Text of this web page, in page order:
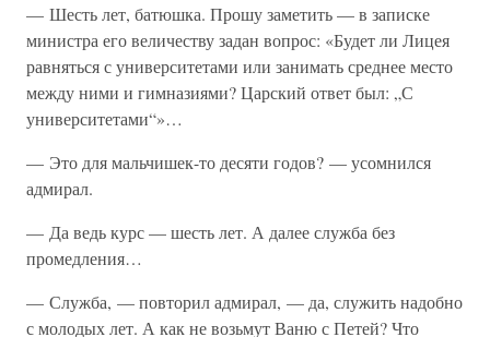
— Шесть лет, батюшка. Прошу заметить — в записке
министра его величеству задан вопрос: «Будет ли Лицея
равняться с университетами или занимать среднее место
между ними и гимназиями? Царский ответ был: „С
университетами“»…
— Это для мальчишек-то десяти годов? — усомнился
адмирал.
— Да ведь курс — шесть лет. А далее служба без
промедления…
— Служба, — повторил адмирал, — да, служить надобно
с молодых лет. А как не возьмут Ваню с Петей? Что